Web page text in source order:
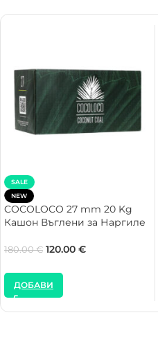
SALE
NEW
COCOLOCO 27 mm 20 Kg
Кашон Въглени за Наргиле
180.00€ 120.00 €
ДОБАВИ